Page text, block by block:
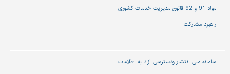
مواد 91 و 92 قانون مدیریت خدمات کشوری
راهبرد مشارکت
سامانه ملی انتشار و‌دسترسی آزاد به اطلاعات